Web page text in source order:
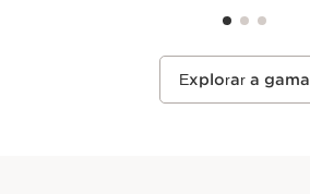
Explorar a gama